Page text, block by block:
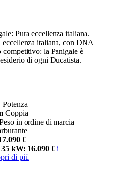
Pura eccellenza italiana.
eccellenza italiana, con DNA
competitivo: la Panigale è
di ogni Ducatista.
Potenza
Coppia
Peso in ordine di marcia
€
kW: 16.090 € i
di più